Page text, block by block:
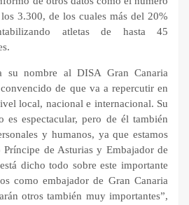
3.300, de los cuales más del 20%
atletas de hasta 45
su nombre al DISA Gran Canaria
de que va a repercutir en
local, nacional e internacional. Su
espectacular, pero de él también
y humanos, ya que estamos
de Asturias y Embajador de
dicho todo sobre este importante
como embajador de Gran Canaria
otros también muy importantes”,